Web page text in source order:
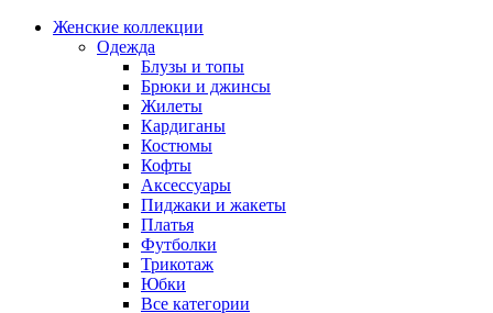
Женские коллекции
Одежда
Блузы и топы
Брюки и джинсы
Жилеты
Кардиганы
Костюмы
Кофты
Аксессуары
Пиджаки и жакеты
Платья
Футболки
Трикотаж
Юбки
Все категории